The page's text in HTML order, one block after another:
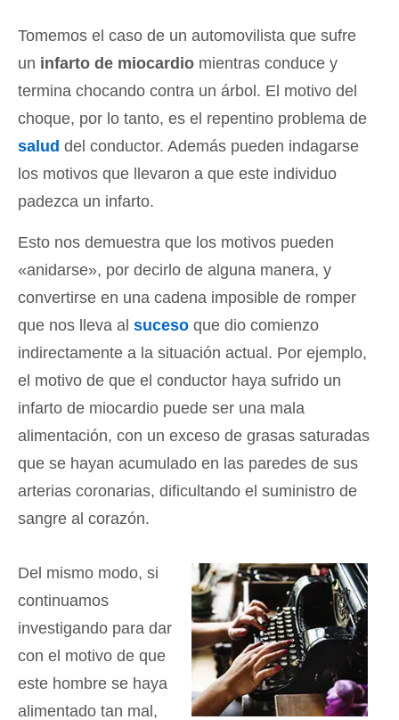
Tomemos el caso de un automovilista que sufre
un infarto de miocardio mientras conduce y
termina chocando contra un árbol. El motivo del
choque, por lo tanto, es el repentino problema de
salud del conductor. Además pueden indagarse
los motivos que llevaron a que este individuo
padezca un infarto.
Esto nos demuestra que los motivos pueden
«anidarse», por decirlo de alguna manera, y
convertirse en una cadena imposible de romper
que nos lleva al suceso que dio comienzo
indirectamente a la situación actual. Por ejemplo,
el motivo de que el conductor haya sufrido un
infarto de miocardio puede ser una mala
alimentación, con un exceso de grasas saturadas
que se hayan acumulado en las paredes de sus
arterias coronarias, dificultando el suministro de
sangre al corazón.
Del mismo modo, si
continuamos
investigando para dar
con el motivo de que
este hombre se haya
alimentado tan mal,